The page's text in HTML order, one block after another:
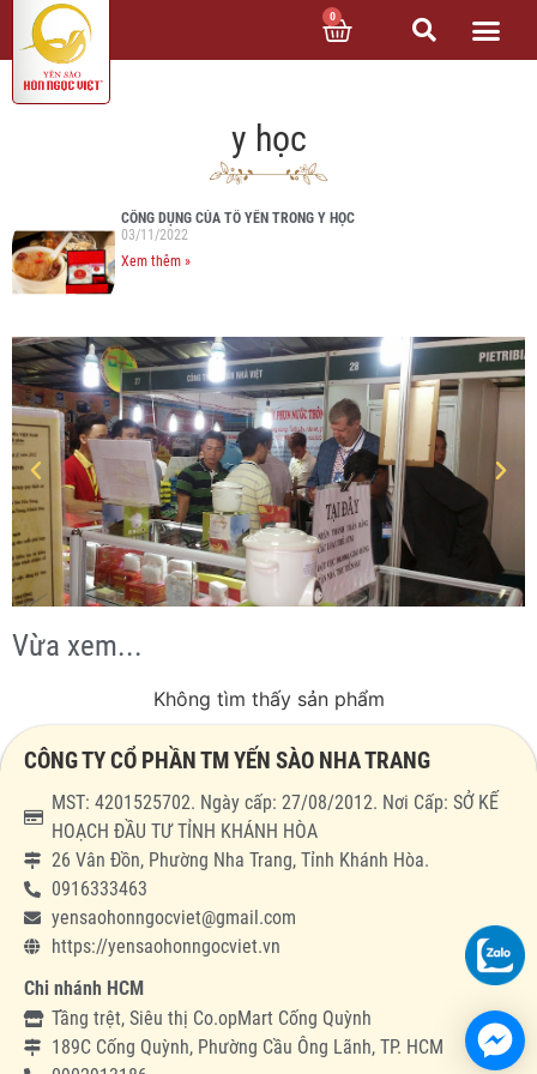
0
y học
CÔNG DỤNG CỦA TỔ YẾN TRONG Y HỌC
03/11/2022
Xem thêm »
Vừa xem...
Không tìm thấy sản phẩm
CÔNG TY CỔ PHẦN TM YẾN SÀO NHA TRANG
MST: 4201525702. Ngày cấp: 27/08/2012. Nơi Cấp: SỞ KẾ
HOẠCH ĐẦU TƯ TỈNH KHÁNH HÒA
26 Vân Đồn, Phường Nha Trang, Tỉnh Khánh Hòa.
0916333463
yensaohonngocviet@gmail.com
https://yensaohonngocviet.vn
Chi nhánh HCM
Tầng trệt, Siêu thị Co.opMart Cống Quỳnh
189C Cống Quỳnh, Phường Cầu Ông Lãnh, TP. HCM